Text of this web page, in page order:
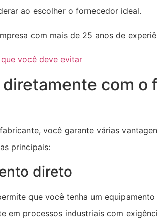
ao escolher o fornecedor ideal.
com mais de 25 anos de
você deve evitar
com o
você garante várias
principais:
direto
que você tenha um
em processos industriais com